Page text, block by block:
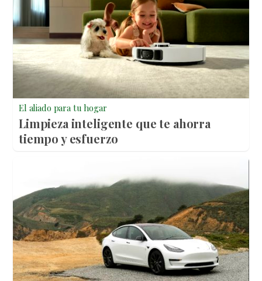
El aliado para tu hogar
Limpieza inteligente que te ahorra
tiempo y esfuerzo